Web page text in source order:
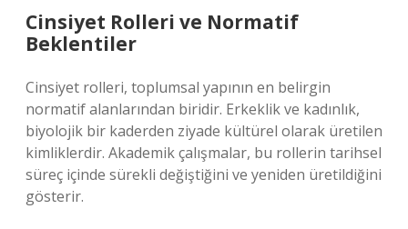
Cinsiyet Rolleri ve Normatif
Beklentiler
Cinsiyet rolleri, toplumsal yapının en belirgin
normatif alanlarından biridir. Erkeklik ve kadınlık,
biyolojik bir kaderden ziyade kültürel olarak üretilen
kimliklerdir. Akademik çalışmalar, bu rollerin tarihsel
süreç içinde sürekli değiştiğini ve yeniden üretildiğini
gösterir.